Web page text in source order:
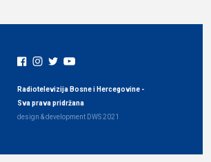
Radiotelevizija Bosne i Hercegovine -
Sva prava pridržana
design & development DWS2021